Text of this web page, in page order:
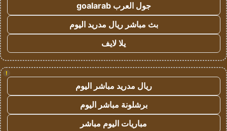
جول العرب goalarab
بث مباشر ريال مدريد اليوم
يلا لايف
!
ريال مدريد مباشر اليوم
برشلونة مباشر اليوم
مباريات اليوم مباشر